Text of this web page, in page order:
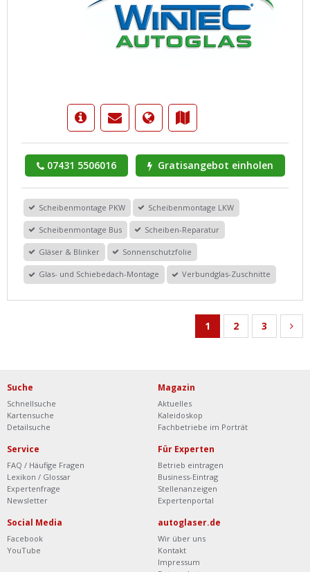
07431 5506016 Gratisangebot einholen
Scheibenmontage PKW Scheibenmontage LKW
Scheibenmontage Bus Scheiben-Reparatur
Gläser & Blinker Sonnenschutzfolie
Glas- und Schiebedach-Montage Verbundglas-Zuschnitte
1 2 3
Suche
Schnellsuche
Kartensuche
Detailsuche
Magazin
Aktuelles
Kaleidoskop
Fachbetriebe im Porträt
Service
FAQ / Häufige Fragen
Lexikon / Glossar
Expertenfrage
Newsletter
Für Experten
Betrieb eintragen
Business-Eintrag
Stellenanzeigen
Expertenportal
Social Media
Facebook
YouTube
autoglaser.de
Wir über uns
Kontakt
Impressum